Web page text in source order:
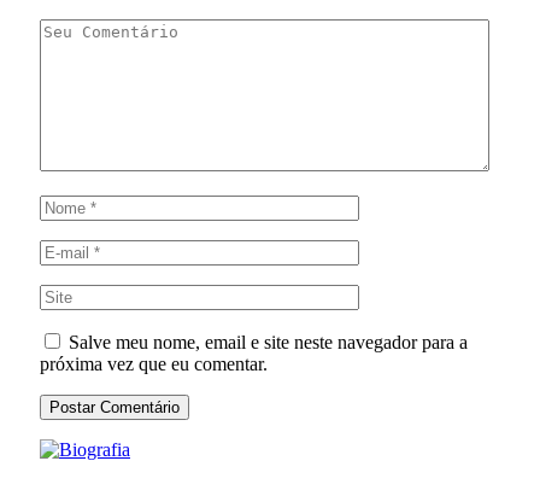
Salve meu nome, email e site neste navegador para a
próxima vez que eu comentar.